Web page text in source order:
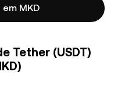
MKD
Tether (USDT)